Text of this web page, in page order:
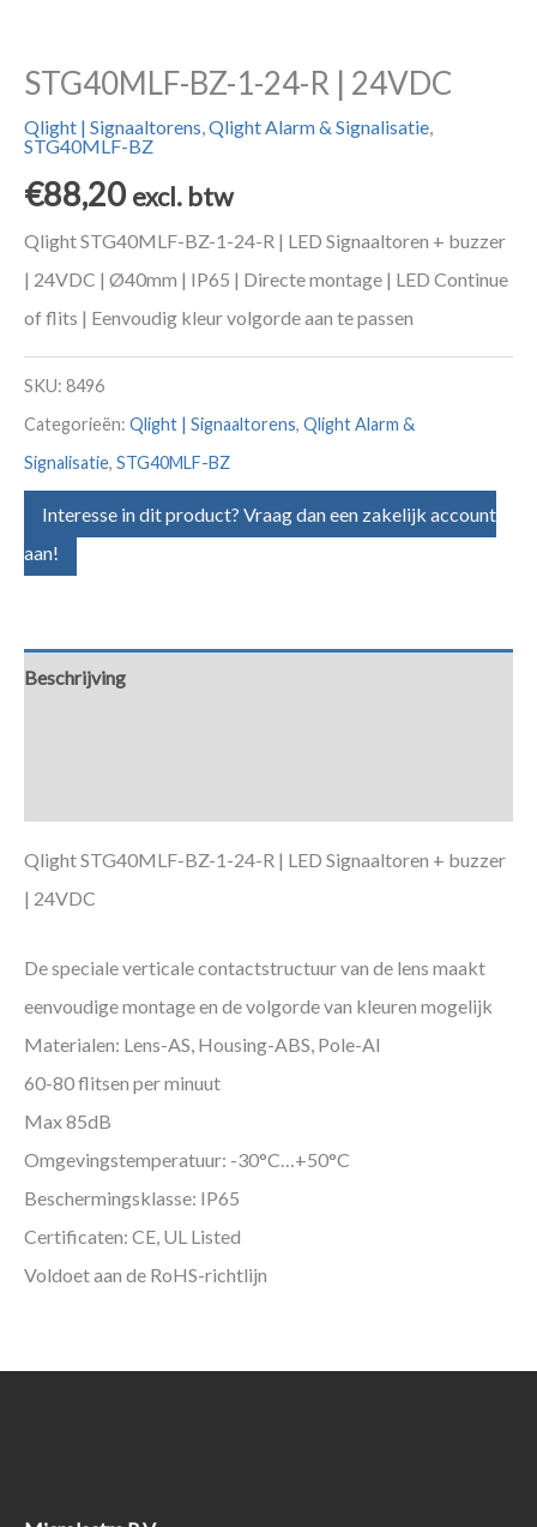
STG40MLF-BZ-1-24-R | 24VDC
Qlight | Signaaltorens,Qlight Alarm & Signalisatie,
STG40MLF-BZ
€88,20 excl. btw
Qlight STG40MLF-BZ-1-24-R | LED Signaaltoren + buzzer
| 24VDC | Ø40mm | IP65 | Directe montage | LED Continue
of flits | Eenvoudig kleur volgorde aan te passen
SKU: 8496
Categorieën: Qlight | Signaaltorens, Qlight Alarm &
Signalisatie, STG40MLF-BZ
Interesse in dit product? Vraag dan een zakelijk account
aan!
Beschrijving
Qlight STG40MLF-BZ-1-24-R | LED Signaaltoren + buzzer
| 24VDC
De speciale verticale contactstructuur van de lens maakt
eenvoudige montage en de volgorde van kleuren mogelijk
Materialen: Lens-AS, Housing-ABS, Pole-Al
60-80 flitsen per minuut
Max 85dB
Omgevingstemperatuur: -30°C…+50°C
Beschermingsklasse: IP65
Certificaten: CE, UL Listed
Voldoet aan de RoHS-richtlijn